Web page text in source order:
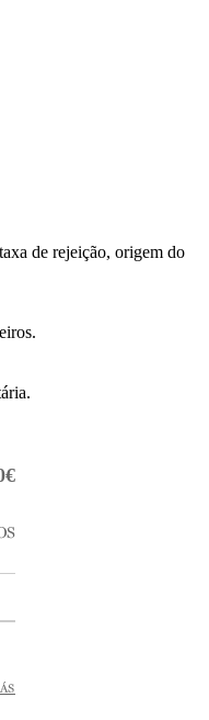
de rejeição, origem do